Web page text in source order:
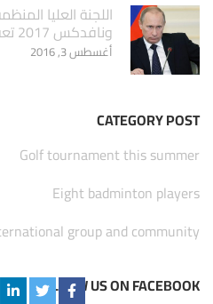
اللجنة العليا
ونافدكس 2017 تعقد اجتماعها التحضيري الأول.
أغسطس 3, 2016
CATEGORY POST
Golf tournament this summer
Eight badminton players
group and community
FOLLOW US ON FACEBOOK